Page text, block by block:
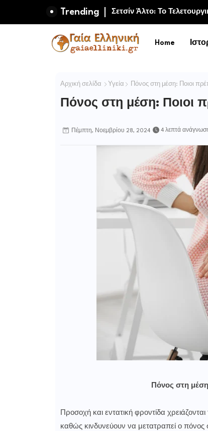
Trending Μαμούθ και πρώιμη
Home
Αρχική σελίδα Υγεία Πόνος στη μέση: Ποιοι
Πόνος στη μέση: Ποιοι
Πέμπτη, Νοεμβρίου 28, 2024 4 λεπτά
Πόνος στη
Προσοχή και εντατική φροντίδα
καθώς κινδυνεύουν να μετατραπεί ο